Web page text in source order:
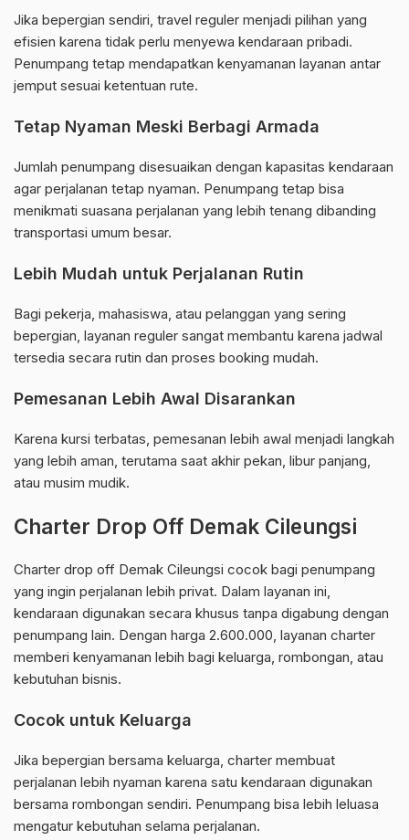
Jika bepergian sendiri, travel reguler menjadi pilihan yang
efisien karena tidak perlu menyewa kendaraan pribadi.
Penumpang tetap mendapatkan kenyamanan layanan antar
jemput sesuai ketentuan rute.
Tetap Nyaman Meski Berbagi Armada
Jumlah penumpang disesuaikan dengan kapasitas kendaraan
agar perjalanan tetap nyaman. Penumpang tetap bisa
menikmati suasana perjalanan yang lebih tenang dibanding
transportasi umum besar.
Lebih Mudah untuk Perjalanan Rutin
Bagi pekerja, mahasiswa, atau pelanggan yang sering
bepergian, layanan reguler sangat membantu karena jadwal
tersedia secara rutin dan proses booking mudah.
Pemesanan Lebih Awal Disarankan
Karena kursi terbatas, pemesanan lebih awal menjadi langkah
yang lebih aman, terutama saat akhir pekan, libur panjang,
atau musim mudik.
Charter Drop Off Demak Cileungsi
Charter drop off Demak Cileungsi cocok bagi penumpang
yang ingin perjalanan lebih privat. Dalam layanan ini,
kendaraan digunakan secara khusus tanpa digabung dengan
penumpang lain. Dengan harga 2.600.000, layanan charter
memberi kenyamanan lebih bagi keluarga, rombongan, atau
kebutuhan bisnis.
Cocok untuk Keluarga
Jika bepergian bersama keluarga, charter membuat
perjalanan lebih nyaman karena satu kendaraan digunakan
bersama rombongan sendiri. Penumpang bisa lebih leluasa
mengatur kebutuhan selama perjalanan.